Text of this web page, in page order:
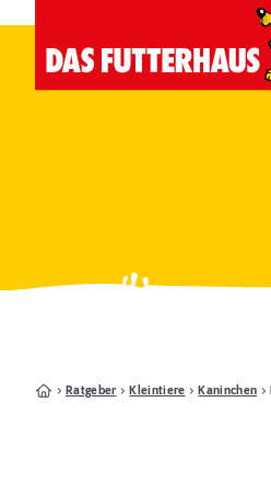
Ratgeber Kleintiere Kaninchen